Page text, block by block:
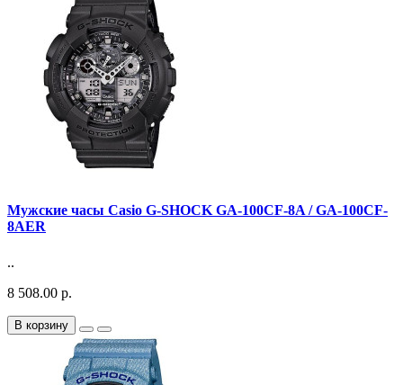
Мужские часы Casio G-SHOCK GA-100CF-8A / GA-100CF-
8AER
..
8 508.00 р.
В корзину